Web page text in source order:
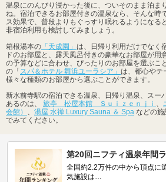
温泉にのんびり浸かった後に、ついそのまま泊ま
ね。宿泊できるお部屋付きの温泉なら、そんな時
ス効果で、普段よりもぐっすり眠れるようになる
非宿泊利用も検討してみましょう。
箱根湯本の 「天成園」 は、日帰り利用だけでなく
ドのお部屋と、露天風呂付きの豪華なお部屋が用
の予算などに合わせ、ぴったりのお部屋を選ぶこ
の「スパ＆ホテル 舞浜ユーラシア」 は、都心やテ
様々な種類のお部屋から選ぶことができます。
新水前寺駅の宿泊できる温泉、日帰り温泉、スー
あるのは、 旅亭 松屋本館 Ｓｕｉｚｅｎｊｉ 、
会館） 、 湯屋 水禅 Luxury Sauna ＆ Spa などの
でみてください。
第20回ニフティ温泉年間
全国約2.2万件の中から頂点に
気施設は…